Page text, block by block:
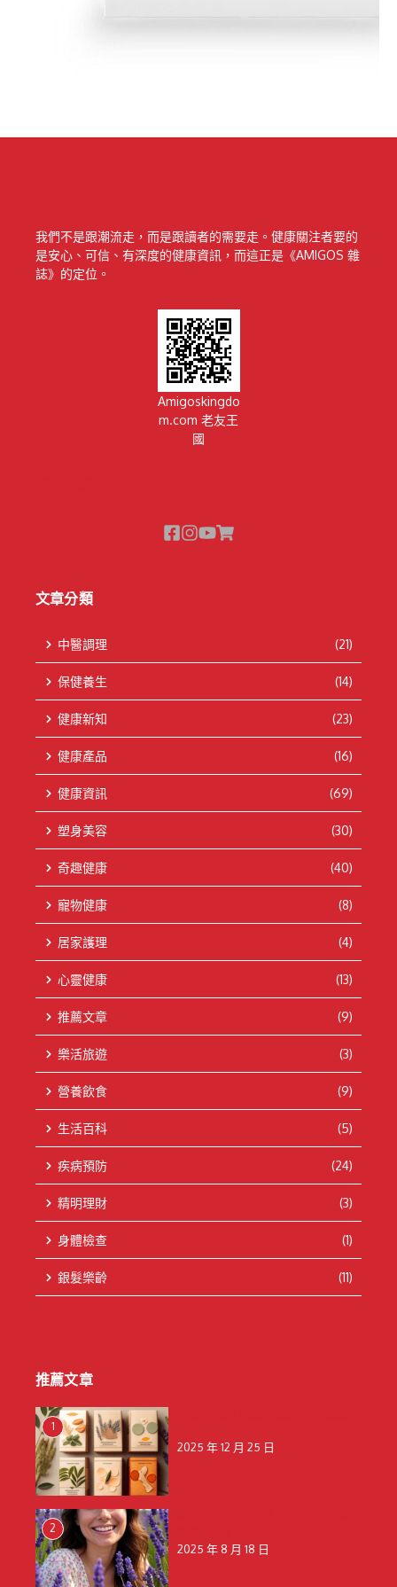
我們不是跟潮流走，而是跟讀者的需要走。健康關注者要的
是安心、可信、有深度的健康資訊，而這正是《AMIGOS 雜
誌》的定位。
Amigoskingdo
m.com 老友王
國
文章分類
中醫調理 (21)
保健養生 (14)
健康新知 (23)
健康產品 (16)
健康資訊 (69)
塑身美容 (30)
奇趣健康 (40)
寵物健康 (8)
居家護理 (4)
心靈健康 (13)
推薦文章 (9)
樂活旅遊 (3)
營養飲食 (9)
生活百科 (5)
疾病預防 (24)
精明理財 (3)
身體檢查 (1)
銀髮樂齡 (11)
推薦文章
1
2025 年 12 月 25 日
2
2025 年 8 月 18 日